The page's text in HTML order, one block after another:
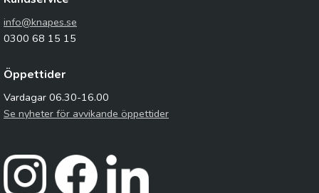
info@knapes.se
0300 68 15 15
Öppettider
Vardagar 06.30-16.00
Se nyheter för avvikande öppettider